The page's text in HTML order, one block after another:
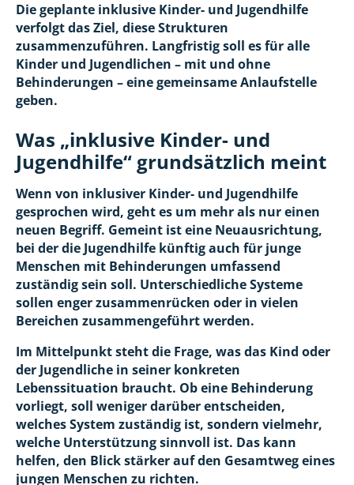
Die geplante inklusive Kinder- und Jugendhilfe
verfolgt das Ziel, diese Strukturen
zusammenzuführen. Langfristig soll es für alle
Kinder und Jugendlichen – mit und ohne
Behinderungen – eine gemeinsame Anlaufstelle
geben.
Was „inklusive Kinder- und
Jugendhilfe“ grundsätzlich meint
Wenn von inklusiver Kinder- und Jugendhilfe
gesprochen wird, geht es um mehr als nur einen
neuen Begriff. Gemeint ist eine Neuausrichtung,
bei der die Jugendhilfe künftig auch für junge
Menschen mit Behinderungen umfassend
zuständig sein soll. Unterschiedliche Systeme
sollen enger zusammenrücken oder in vielen
Bereichen zusammengeführt werden.
Im Mittelpunkt steht die Frage, was das Kind oder
der Jugendliche in seiner konkreten
Lebenssituation braucht. Ob eine Behinderung
vorliegt, soll weniger darüber entscheiden,
welches System zuständig ist, sondern vielmehr,
welche Unterstützung sinnvoll ist. Das kann
helfen, den Blick stärker auf den Gesamtweg eines
jungen Menschen zu richten.